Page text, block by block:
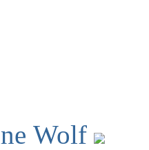
Wolf